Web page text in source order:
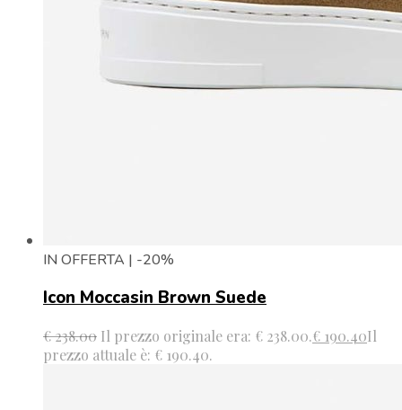
IN OFFERTA | -20%
Icon Moccasin Brown Suede
€238.00 Il prezzo originale era: € 238.00.€ 190.40Il
prezzo attuale è: € 190.40.